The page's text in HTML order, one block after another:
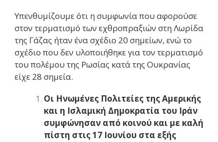
Υπενθυμίζουμε ότι η συμφωνία που αφορούσε
στον τερματισμό των εχθροπραξιών στη Λωρίδα
της Γάζας ήταν ένα σχέδιο 20 σημείων, ενώ το
σχέδιο που δεν υλοποιήθηκε για τον τερματισμό
του πολέμου της Ρωσίας κατά της Ουκρανίας
είχε 28 σημεία.
Οι Ηνωμένες Πολιτείες της Αμερικής
και η Ισλαμική Δημοκρατία του Ιράν
συμφώνησαν από κοινού και με καλή
πίστη στις 17 Ιουνίου στα εξής